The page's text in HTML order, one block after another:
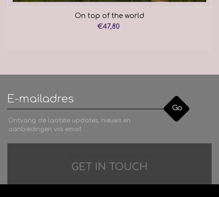
On top of the world
€47,80
Go
Ontvang de laatste updates, nieuws en
aanbiedingen via email
GET IN TOUCH